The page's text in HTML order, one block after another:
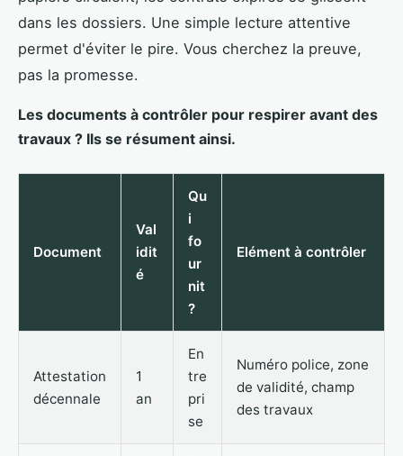
dans les dossiers. Une simple lecture attentive
permet d'éviter le pire. Vous cherchez la preuve,
pas la promesse.
Les documents à contrôler pour respirer avant des
travaux ? Ils se résument ainsi.
Document
Val
idit
é
Qu
i
fo
ur
nit
?
Elément à contrôler
Attestation
décennale
1
an
En
tre
pri
se
Numéro police, zone
de validité, champ
des travaux